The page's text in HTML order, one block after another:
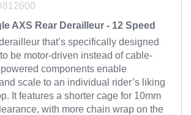
AXS Rear Derailleur - 12 Speed
that’s specifically designed
be motor-driven instead of cable-
components enable
scale to an individual rider’s liking
It features a shorter cage for 10mm
with more chain wrap on the